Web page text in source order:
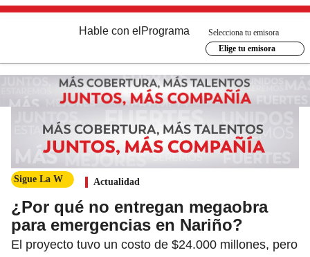
Hable con el Programa
Selecciona tu emisora
Elige tu emisora
Sigue La W Actualidad
¿Por qué no entregan megaobra
para emergencias en Nariño?
El proyecto tuvo un costo de $24.000 millones, pero